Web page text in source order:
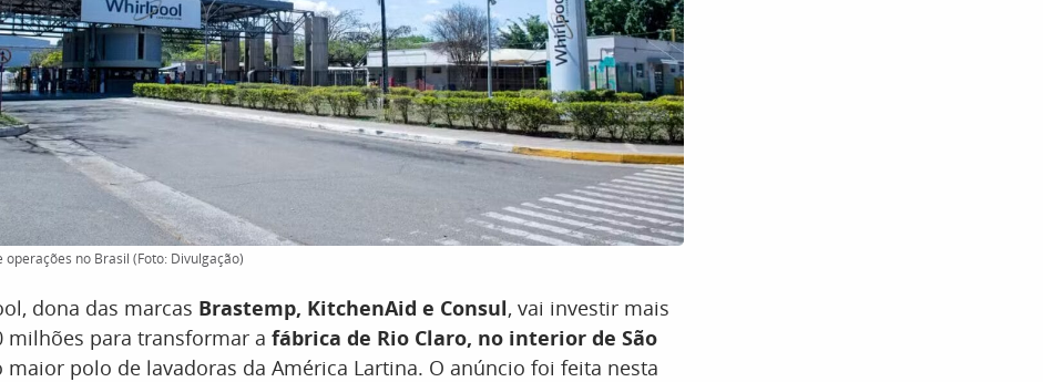
no Brasil (Foto: Divulgação)
dona das marcas Brastemp, KitchenAid e Consul, vai investir mais
milhões para transformar a fábrica de Rio Claro, no interior de São
maior polo de lavadoras da América Lartina. O anúncio foi feita nesta